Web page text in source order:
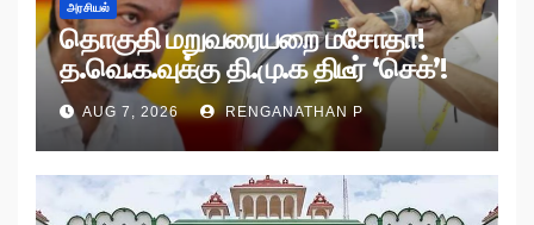
அரசியல்
தொகுதி மறுவரையறை மசோதா!
த.வெ.க.வுக்கு தி.மு.க திடீர் ‘செக்’!
AUG 7, 2026 RENGANATHAN P